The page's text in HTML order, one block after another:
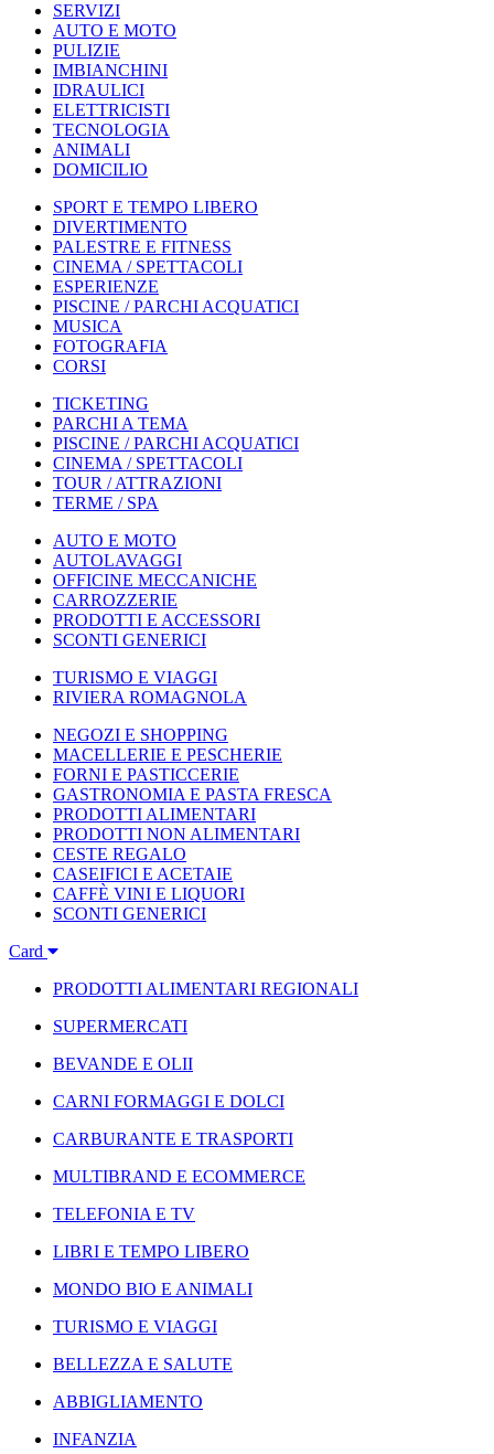
SERVIZI
AUTO E MOTO
PULIZIE
IMBIANCHINI
IDRAULICI
ELETTRICISTI
TECNOLOGIA
ANIMALI
DOMICILIO
SPORT E TEMPO LIBERO
DIVERTIMENTO
PALESTRE E FITNESS
CINEMA / SPETTACOLI
ESPERIENZE
PISCINE / PARCHI ACQUATICI
MUSICA
FOTOGRAFIA
CORSI
TICKETING
PARCHI A TEMA
PISCINE / PARCHI ACQUATICI
CINEMA / SPETTACOLI
TOUR / ATTRAZIONI
TERME / SPA
AUTO E MOTO
AUTOLAVAGGI
OFFICINE MECCANICHE
CARROZZERIE
PRODOTTI E ACCESSORI
SCONTI GENERICI
TURISMO E VIAGGI
RIVIERA ROMAGNOLA
NEGOZI E SHOPPING
MACELLERIE E PESCHERIE
FORNI E PASTICCERIE
GASTRONOMIA E PASTA FRESCA
PRODOTTI ALIMENTARI
PRODOTTI NON ALIMENTARI
CESTE REGALO
CASEIFICI E ACETAIE
CAFFÈ VINI E LIQUORI
SCONTI GENERICI
Card
PRODOTTI ALIMENTARI REGIONALI
SUPERMERCATI
BEVANDE E OLII
CARNI FORMAGGI E DOLCI
CARBURANTE E TRASPORTI
MULTIBRAND E ECOMMERCE
TELEFONIA E TV
LIBRI E TEMPO LIBERO
MONDO BIO E ANIMALI
TURISMO E VIAGGI
BELLEZZA E SALUTE
ABBIGLIAMENTO
INFANZIA